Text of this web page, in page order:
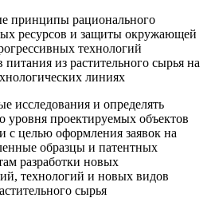
принципы рационального
ресурсов и защиты окружающей
технологий
питания из растительного сырья на
линиях
исследования и определять
уровня проектируемых объектов
с целью оформления заявок на
образцы и патентных
разработки новых
технологий и новых видов
сырья